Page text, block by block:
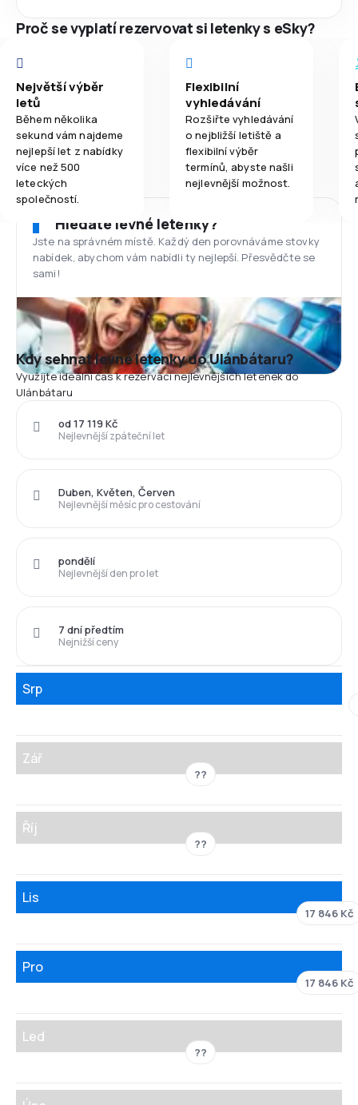
Proč se vyplatí rezervovat si letenky s eSky?
Největší výběr
letů
Během několika
sekund vám najdeme
nejlepší let z nabídky
více než 500
leteckých
společností.
Flexibilní
vyhledávání
Rozšiřte vyhledávání
o nejbližší letiště a
flexibilní výběr
termínů, abyste našli
nejlevnější možnost.
Hledáte levné letenky?
Jste na správném místě. Každý den porovnáváme stovky
nabídek, abychom vám nabídli ty nejlepší. Přesvědčte se
sami!
Kdy sehnat levné letenky do Ulánbátaru?
Využijte ideální čas k rezervaci nejlevnějších letenek do
Ulánbátaru
Nejlevnější zpáteční let
od 17 119 Kč
Nejlevnější měsíc pro cestování
Duben, Květen, Červen
Nejlevnější den pro let
pondělí
Nejnižší ceny
7 dní předtím
Srp
Zář
??
Říj
??
Lis
17 846 Kč
Pro
17 846 Kč
Led
??